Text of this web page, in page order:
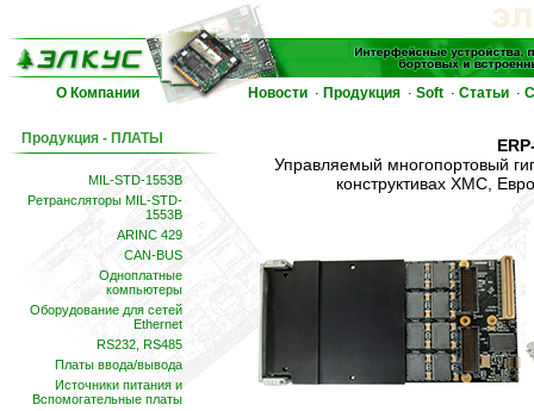
О Компании Новости · Продукция · Soft · Статьи ·
Продукция - ПЛАТЫ
MIL-STD-1553B
Ретрансляторы MIL-STD-
1553B
ARINC 429
CAN-BUS
Одноплатные
компьютеры
Оборудование для сетей
Ethernet
RS232, RS485
Платы ввода/вывода
Источники питания и
Вспомогательные платы
Управляемый многопортовый
конструктивах XMC,